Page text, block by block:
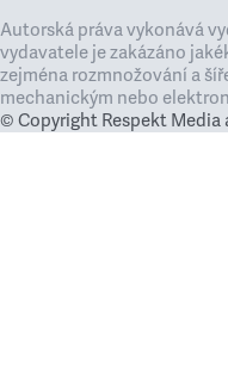
Autorská práva vykonává
vydavatele je zakázáno
zejména rozmnožování a
mechanickým nebo
© Copyright Respekt Media